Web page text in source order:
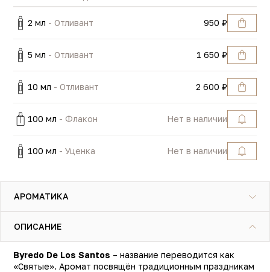
2 мл - Отливант 950 ₽
5 мл - Отливант 1 650 ₽
10 мл - Отливант 2 600 ₽
100 мл - Флакон Нет в наличии
100 мл - Уценка Нет в наличии
АРОМАТИКА
ОПИСАНИЕ
Byredo De Los Santos – название переводится как
«Святые». Аромат посвящён традиционным праздникам